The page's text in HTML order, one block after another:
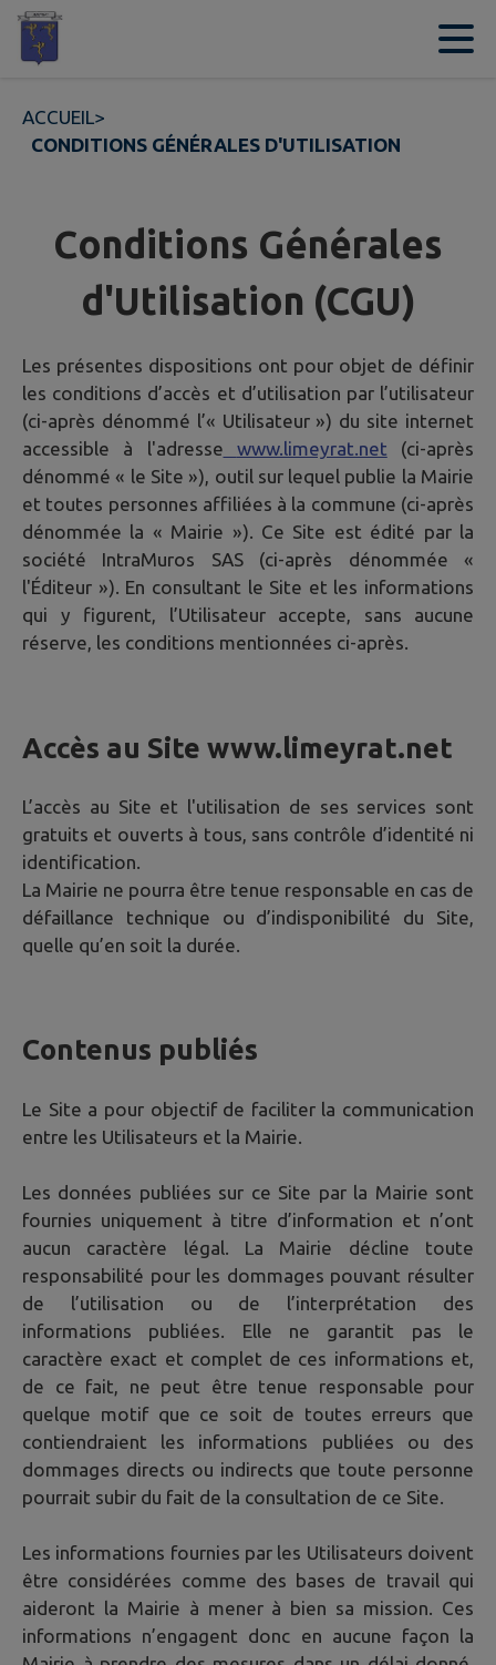
Contenu
ACCUEIL>
CONDITIONS GÉNÉRALES D'UTILISATION
Conditions Générales
d'Utilisation (CGU)
Les présentes dispositions ont pour objet de définir
les conditions d’accès et d’utilisation par l’utilisateur
(ci-après dénommé l’« Utilisateur ») du site internet
accessible à l'adresse
www.limeyrat.net
(ci-après
dénommé « le Site »), outil sur lequel publie la Mairie
et toutes personnes affiliées à la commune (ci-après
dénommée la « Mairie »). Ce Site est édité par la
société IntraMuros SAS (ci-après dénommée «
l'Éditeur »). En consultant le Site et les informations
qui y figurent, l’Utilisateur accepte, sans aucune
réserve, les conditions mentionnées ci-après.
Accès au Site www.limeyrat.net
L’accès au Site et l'utilisation de ses services sont
gratuits et ouverts à tous, sans contrôle d’identité ni
identification.
La Mairie ne pourra être tenue responsable en cas de
défaillance technique ou d’indisponibilité du Site,
quelle qu’en soit la durée.
Contenus publiés
Le Site a pour objectif de faciliter la communication
entre les Utilisateurs et la Mairie.
Les données publiées sur ce Site par la Mairie sont
fournies uniquement à titre d’information et n’ont
aucun caractère légal. La Mairie décline toute
responsabilité pour les dommages pouvant résulter
de l’utilisation ou de l’interprétation des
informations publiées. Elle ne garantit pas le
caractère exact et complet de ces informations et,
de ce fait, ne peut être tenue responsable pour
quelque motif que ce soit de toutes erreurs que
contiendraient les informations publiées ou des
dommages directs ou indirects que toute personne
pourrait subir du fait de la consultation de ce Site.
Les informations fournies par les Utilisateurs doivent
être considérées comme des bases de travail qui
aideront la Mairie à mener à bien sa mission. Ces
informations n’engagent donc en aucune façon la